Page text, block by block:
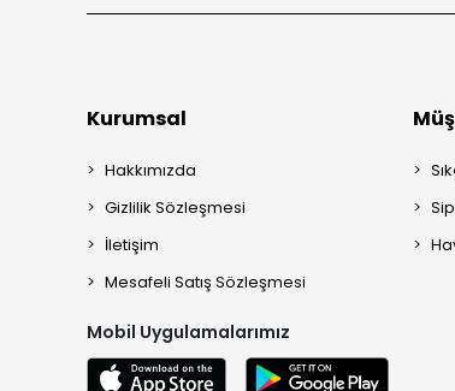
Kurumsal
Hakkımızda
Gizlilik Sözleşmesi
İletişim
Mesafeli Satış Sözleşmesi
Mobil Uygulamalarımız